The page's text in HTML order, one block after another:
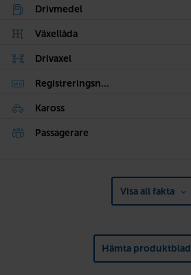
Drivmedel
Växellåda
Drivaxel
Registreringsn...
Kaross
Passagerare
Visa all fakta
Hämta produktblad